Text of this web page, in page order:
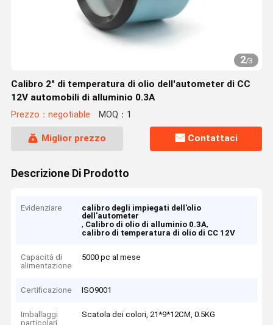
2/3
Calibro 2" di temperatura di olio dell'autometer di CC
12V automobili di alluminio 0.3A
Prezzo：negotiable MOQ：1
Miglior prezzo Contattaci
Descrizione Di Prodotto
Evidenziare
calibro degli impiegati dell'olio
dell'autometer
, Calibro di olio di alluminio 0.3A,
calibro di temperatura di olio di CC 12V
Capacità di
alimentazione
5000 pc al mese
Certificazione ISO9001
Imballaggi
particolari
Scatola dei colori, 21*9*12CM, 0.5KG